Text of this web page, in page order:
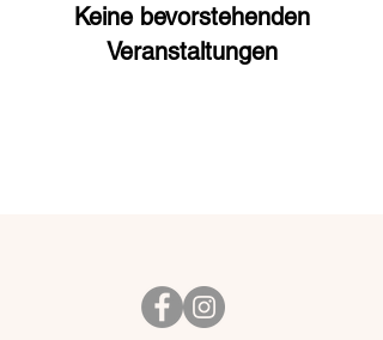
Keine bevorstehenden
Veranstaltungen